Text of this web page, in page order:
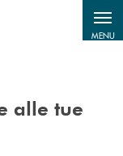
MENU
alle tue